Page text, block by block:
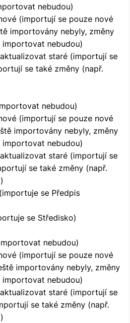
nebudou)
(importují se pouze nové
importovány nebyly, změny
importovat nebudou)
staré (importují se
se také změny (např.
nebudou)
(importují se pouze nové
importovány nebyly, změny
importovat nebudou)
staré (importují se
se také změny (např.
se Předpis
se Středisko)
nebudou)
(importují se pouze nové
importovány nebyly, změny
importovat nebudou)
staré (importují se
se také změny (např.